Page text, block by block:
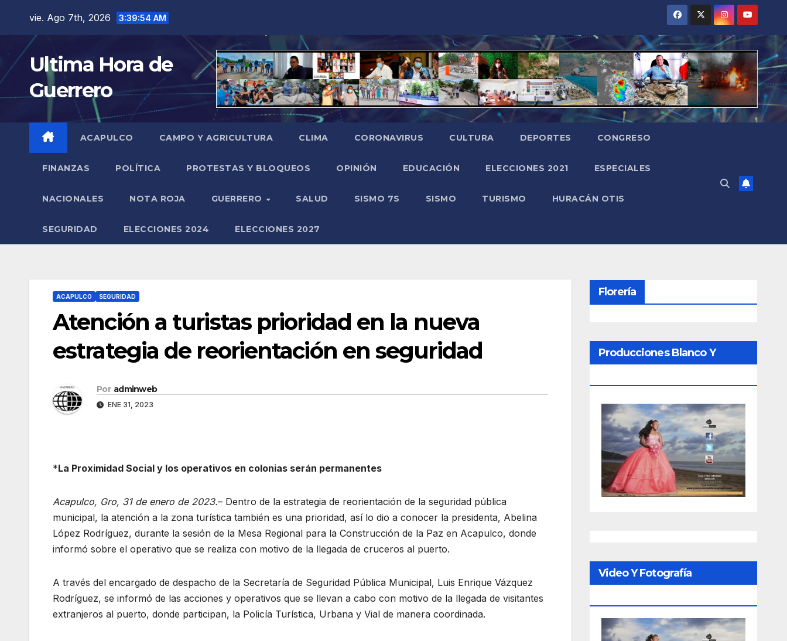
contenido
vie. Ago 7th, 2026 3:39:55 AM
Ultima Hora de
Guerrero
ACAPULCO CAMPO Y AGRICULTURA CLIMA CORONAVIRUS CULTURA DEPORTES CONGRESO
FINANZAS POLÍTICA PROTESTAS Y BLOQUEOS OPINIÓN EDUCACIÓN ELECCIONES 2021 ESPECIALES
NACIONALES NOTA ROJA GUERRERO SALUD SISMO 7S SISMO TURISMO HURACÁN OTIS
SEGURIDAD ELECCIONES 2024 ELECCIONES 2027
ACAPULCO SEGURIDAD
Atención a turistas prioridad en la nueva
estrategia de reorientación en seguridad
Por adminweb
ENE 31, 2023
*La Proximidad Social y los operativos en colonias serán permanentes
Acapulco, Gro, 31 de enero de 2023.– Dentro de la estrategia de reorientación de la seguridad pública
municipal, la atención a la zona turística también es una prioridad, así lo dio a conocer la presidenta, Abelina
López Rodríguez, durante la sesión de la Mesa Regional para la Construcción de la Paz en Acapulco, donde
informó sobre el operativo que se realiza con motivo de la llegada de cruceros al puerto.
A través del encargado de despacho de la Secretaría de Seguridad Pública Municipal, Luis Enrique Vázquez
Rodríguez, se informó de las acciones y operativos que se llevan a cabo con motivo de la llegada de visitantes
extranjeros al puerto, donde participan, la Policía Turística, Urbana y Vial de manera coordinada.
Florería
Producciones Blanco Y
Video Y Fotografía